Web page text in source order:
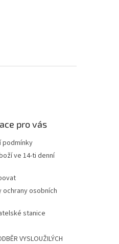
pro vás
podmínky
ve 14-ti denní
ochrany osobních
stanice
VYSLOUŽILÝCH